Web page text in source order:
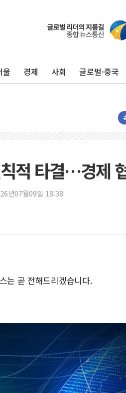
울 경제 사회 글로벌·중국
적 타결…경제
년07월09일 18:38
는 곧 전해드리겠습니다.